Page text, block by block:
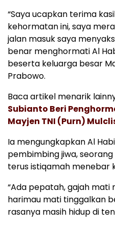
“Saya ucapkan terima
kehormatan ini, saya
jalan masuk saya
benar menghormati Al
beserta keluarga besar
Prabowo.
Baca artikel menarik
Subianto Beri
Mayjen TNI (Purn)
Ia mengungkapkan Al
pembimbing jiwa,
terus istiqamah menebar
“Ada pepatah, gajah mati
harimau mati tinggalkan
rasanya masih hidup di